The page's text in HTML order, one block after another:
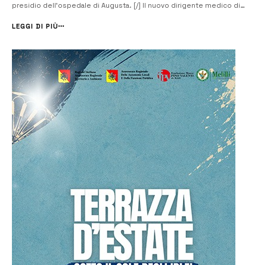
presidio dell’ospedale di Augusta. [/] Il nuovo dirigente medico di
Licciardello, direttore dell’Unità operativa complessa di
LEGGI DI PIÙ